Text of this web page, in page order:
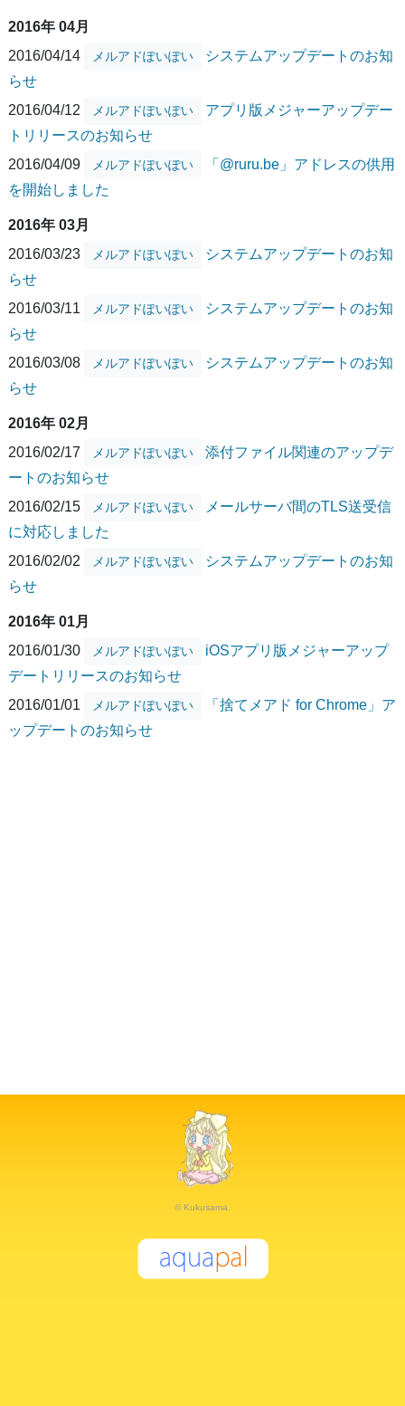
2016年 04月
2016/04/14
メルアドぽいぽい
システムアップデートのお知
らせ
2016/04/12
メルアドぽいぽい
アプリ版メジャーアップデー
トリリースのお知らせ
2016/04/09
メルアドぽいぽい
「@ruru.be」アドレスの供用
を開始しました
2016年 03月
2016/03/23
メルアドぽいぽい
システムアップデートのお知
らせ
2016/03/11
メルアドぽいぽい
システムアップデートのお知
らせ
2016/03/08
メルアドぽいぽい
システムアップデートのお知
らせ
2016年 02月
2016/02/17
メルアドぽいぽい
添付ファイル関連のアップデ
ートのお知らせ
2016/02/15
メルアドぽいぽい
メールサーバ間のTLS送受信
に対応しました
2016/02/02
メルアドぽいぽい
システムアップデートのお知
らせ
2016年 01月
2016/01/30
メルアドぽいぽい
iOSアプリ版メジャーアップ
デートリリースのお知らせ
2016/01/01
メルアドぽいぽい
「捨てメアド for Chrome」ア
ップデートのお知らせ
© Kukusama.